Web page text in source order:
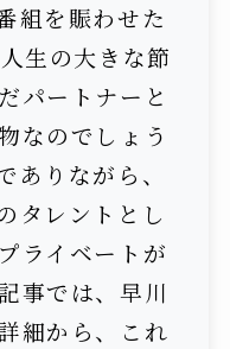
組を賑わせた
生の大きな節
パートナーと
なのでしょう
ありながら、
タレントとし
ライベートが
事では、早川
細から、これ